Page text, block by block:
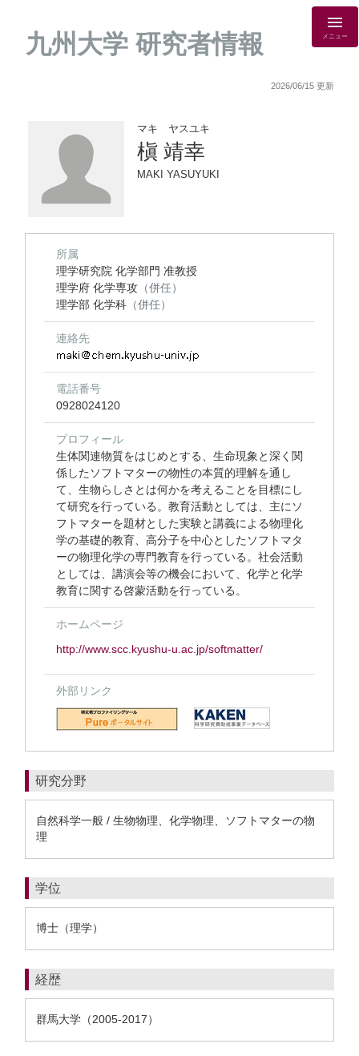
九州大学 研究者情報 メニュー
2026/06/15 更新
マキ ヤスユキ
槇 靖幸
MAKI YASUYUKI
所属
理学研究院 化学部門 准教授
理学府 化学専攻 （併任）
理学部 化学科 （併任）
連絡先
電話番号
0928024120
プロフィール
生体関連物質をはじめとする、生命現象と深く関
係したソフトマターの物性の本質的理解を通し
て、生物らしさとは何かを考えることを目標にし
て研究を行っている。教育活動としては、主にソ
フトマターを題材とした実験と講義による物理化
学の基礎的教育、高分子を中心としたソフトマタ
ーの物理化学の専門教育を行っている。社会活動
としては、講演会等の機会において、化学と化学
教育に関する啓蒙活動を行っている。
ホームページ
http://www.scc.kyushu-u.ac.jp/softmatter/
外部リンク
研究分野
自然科学一般 / 生物物理、化学物理、ソフトマターの物
理
学位
博士（理学）
経歴
群馬大学（2005-2017）